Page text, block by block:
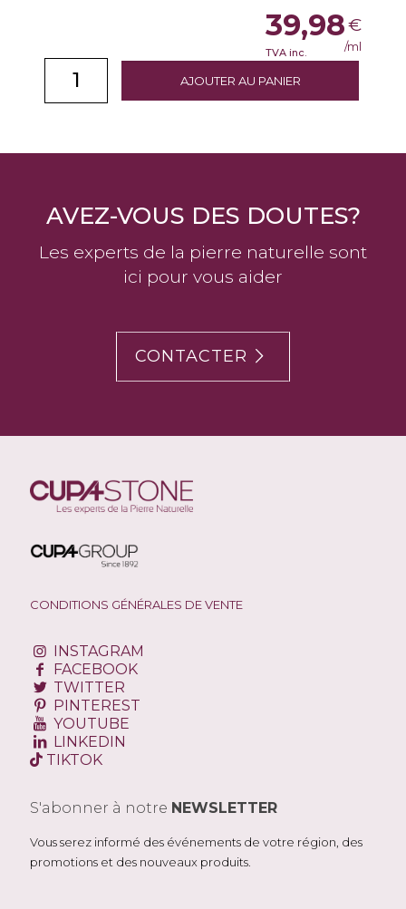
AJOUTER AU PANIER
39,98€
TVA inc. /ml
AVEZ-VOUS DES DOUTES?
Les experts de la pierre naturelle sont
ici pour vous aider
CONTACTER
CONDITIONS GÉNÉRALES DE VENTE
INSTAGRAM
FACEBOOK
TWITTER
PINTEREST
YOUTUBE
LINKEDIN
TIKTOK
S'abonner à notre NEWSLETTER
Vous serez informé des événements de votre région, des
promotions et des nouveaux produits.